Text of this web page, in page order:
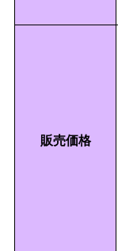
販売価格